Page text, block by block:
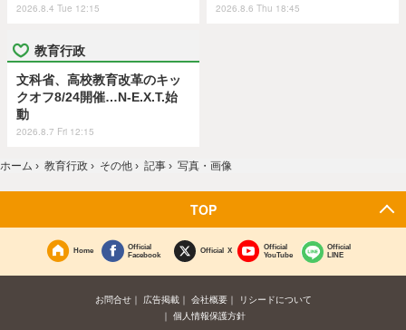
2026.8.4 Tue 12:15 2026.8.6 Thu 18:45
教育行政
文科省、高校教育改革のキッ
クオフ8/24開催…N-E.X.T.始
動
2026.8.7 Fri 12:15
ホーム › 教育行政 › その他 › 記事 › 写真・画像
TOP
Home
Official
Facebook
Official X
Official
YouTube
Official
LINE
お問合せ 広告掲載 会社概要
リシードについて
個人情報保護方針